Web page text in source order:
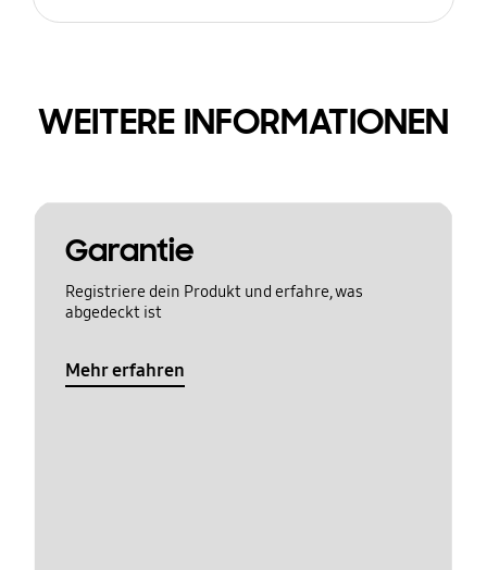
WEITERE INFORMATIONEN
Garantie
Registriere dein Produkt und erfahre, was
abgedeckt ist
Mehr erfahren